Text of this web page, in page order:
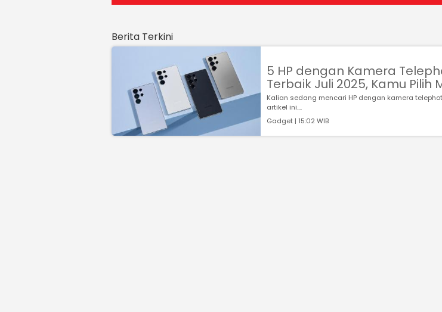
Berita Terkini
5 HP dengan Kamera
Terbaik Juli 2025, Kamu Pilih
Kalian sedang mencari HP dengan kamera
artikel ini....
Gadget | 15:02 WIB